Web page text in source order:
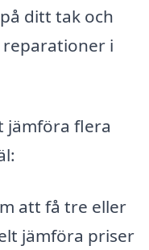
ditt tak och
i
jämföra flera
att få tre eller
jämföra priser